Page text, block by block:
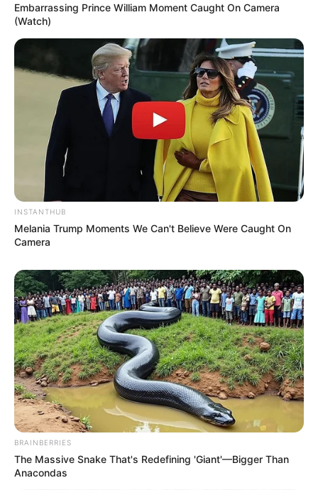
Embarrassing Prince William Moment Caught On Camera
(Watch)
INSTANTHUB
Melania Trump Moments We Can't Believe Were Caught On
Camera
BRAINBERRIES
The Massive Snake That's Redefining 'Giant'—Bigger Than
Anacondas